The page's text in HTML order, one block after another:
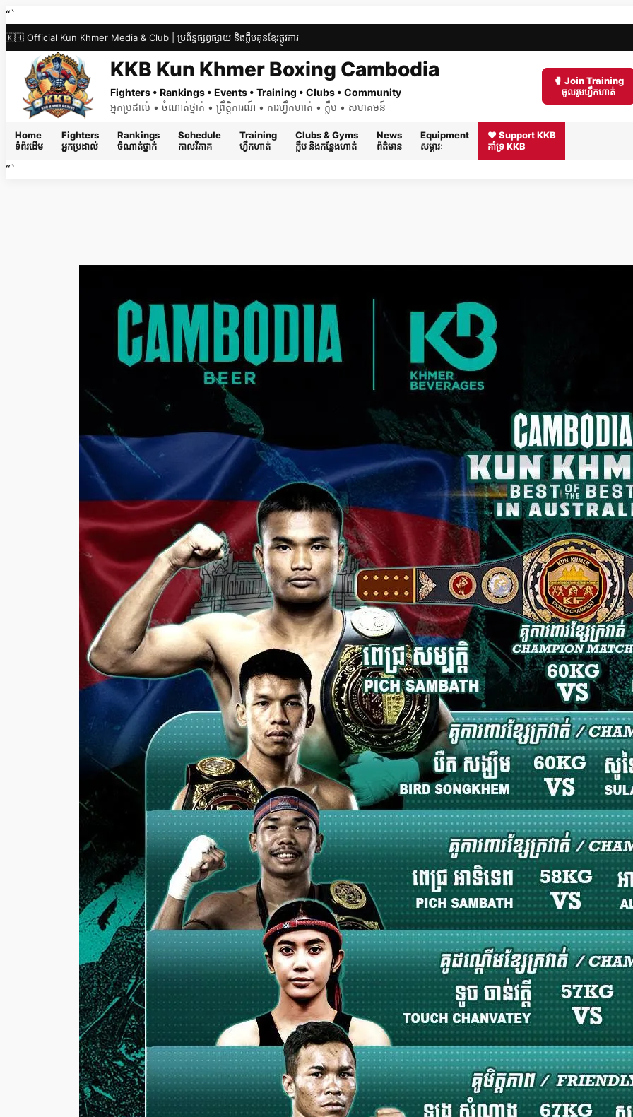
Skip
to
content
“`
🇰🇭 Official Kun Khmer Media & Club | ប្រព័ន្ធផ្សព្វផ្សាយ និងក្លឹបគុនខ្មែរផ្លូវការ
KKB Kun Khmer Boxing Cambodia
Fighters • Rankings • Events • Training • Clubs • Community
អ្នកប្រដាល់ • ចំណាត់ថ្នាក់ • ព្រឹត្តិការណ៍ • ការហ្វឹកហាត់ • ក្លឹប • សហគមន៍
🥊 Join Training
ចូលរួមហ្វឹកហាត់
Home
ទំព័រដើម
Fighters
អ្នកប្រដាល់
Rankings
ចំណាត់ថ្នាក់
Schedule
កាលវិភាគ
Training
ហ្វឹកហាត់
Clubs & Gyms
ក្លឹប និងកន្លែងហាត់
News
ព័ត៌មាន
Equipment
សម្ភារៈ
❤️ Support KKB
គាំទ្រ KKB
“`